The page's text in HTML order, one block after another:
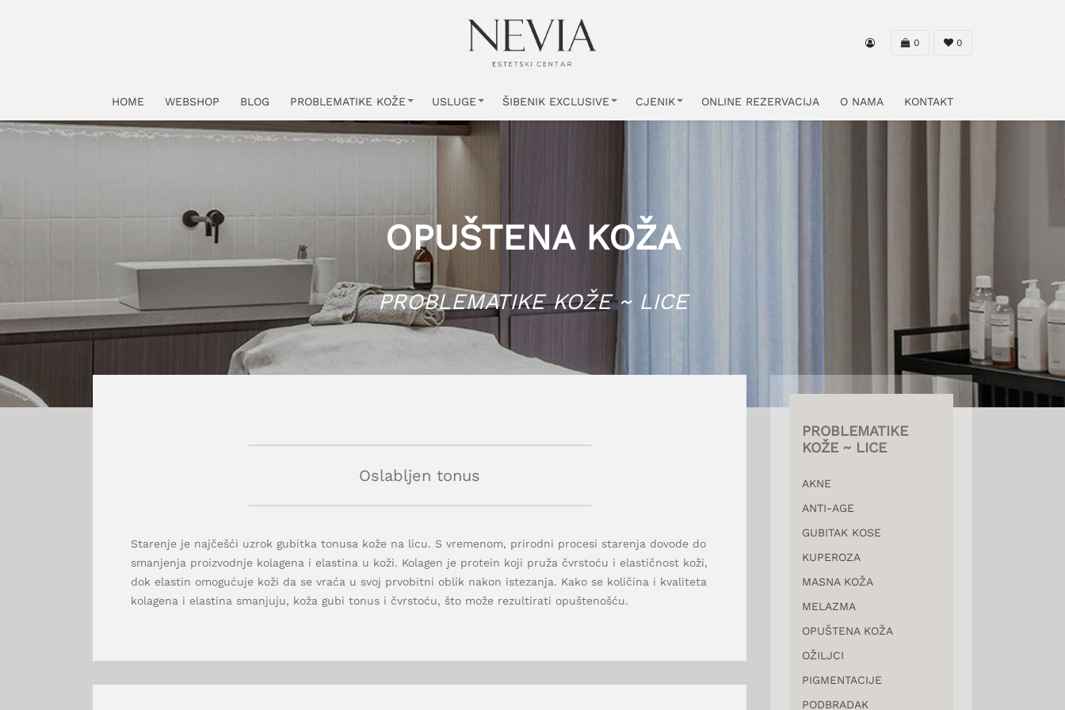
0 0
HOME WEBSHOP BLOG PROBLEMATIKE KOŽE USLUGE ŠIBENIK EXCLUSIVE CJENIK ONLINE REZERVACIJA O NAMA KONTAKT
OPUŠTENA KOŽA
PROBLEMATIKE KOŽE ~ LICE
PROBLEMATIKE
KOŽE ~ LICE
AKNE
ANTI-AGE
GUBITAK KOSE
KUPEROZA
MASNA KOŽA
MELAZMA
OPUŠTENA KOŽA
OŽILJCI
PIGMENTACIJE
PODBRADAK
Oslabljen tonus
Starenje je najčešći uzrok gubitka tonusa kože na licu. S vremenom, prirodni procesi starenja dovode do
smanjenja proizvodnje kolagena i elastina u koži. Kolagen je protein koji pruža čvrstoću i elastičnost koži,
dok elastin omogućuje koži da se vraća u svoj prvobitni oblik nakon istezanja. Kako se količina i kvaliteta
kolagena i elastina smanjuju, koža gubi tonus i čvrstoću, što može rezultirati opuštenošću.